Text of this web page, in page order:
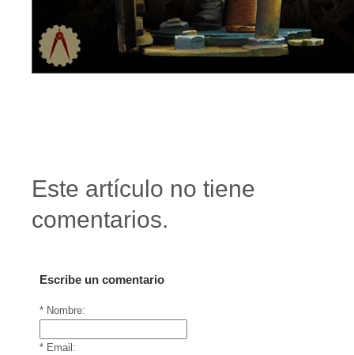
Este artículo no tiene
comentarios.
Escribe un comentario
* Nombre:
* Email: